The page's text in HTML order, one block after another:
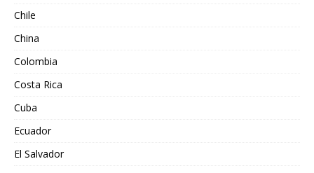
Chile
China
Colombia
Costa Rica
Cuba
Ecuador
El Salvador